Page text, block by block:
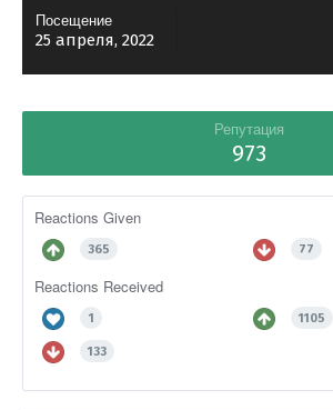
Посещение
25 апреля, 2022
Репутация
973
Reactions Given
365 77
Reactions Received
1 1105
133